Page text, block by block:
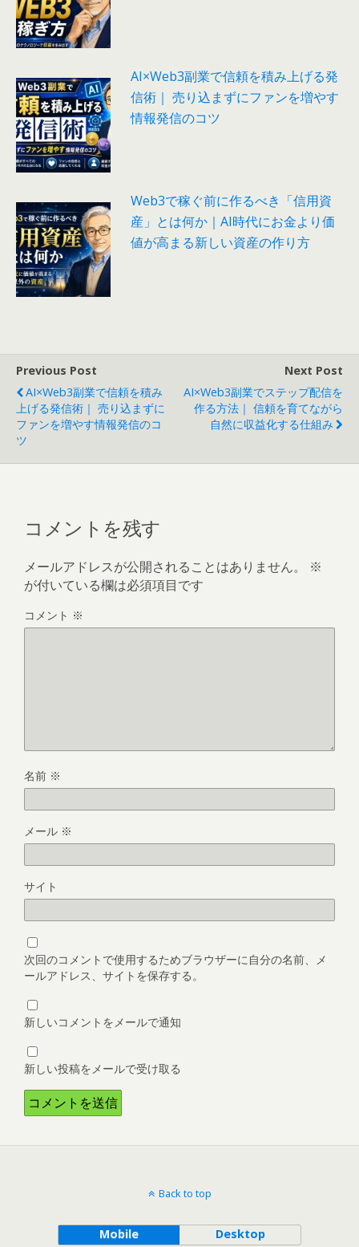
AI×Web3副業で信頼を積み上げる発
信術｜ 売り込まずにファンを増やす
情報発信のコツ
Web3で稼ぐ前に作るべき「信用資
産」とは何か｜AI時代にお金より価
値が高まる新しい資産の作り方
Previous Post
AI×Web3副業で信頼を積み
上げる発信術｜ 売り込まずに
ファンを増やす情報発信のコ
ツ
Next Post
AI×Web3副業でステップ配信を
作る方法｜ 信頼を育てながら
自然に収益化する仕組み
コメントを残す
メールアドレスが公開されることはありません。
※
が付いている欄は必須項目です
コメント ※
名前 ※
メール ※
サイト
次回のコメントで使用するためブラウザーに自分の名前、メ
ールアドレス、サイトを保存する。
新しいコメントをメールで通知
新しい投稿をメールで受け取る
Back to top
Mobile Desktop